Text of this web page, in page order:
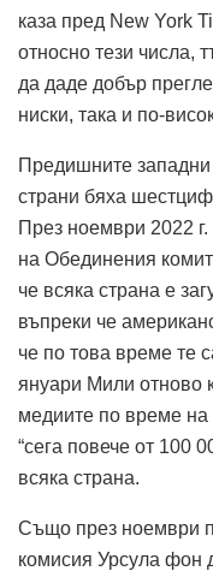
каза пред New York
относно тези числа,
да даде добър
ниски, така и по-
Предишните западни
страни бяха
През ноември 2022
на Обединения
че всяка страна е
въпреки че
че по това време те
януари Мили отново
медиите по време
“сега повече от 100
всяка страна.
Също през ноември
комисия Урсула фон